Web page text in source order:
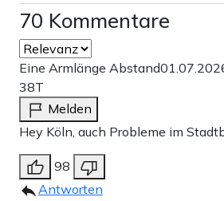
70 Kommentare
Eine Armlänge Abstand
38T
Melden
Hey Köln, auch Probleme im
98
Antworten